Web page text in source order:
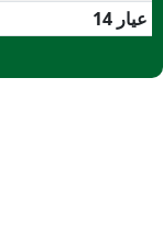
عيار 14